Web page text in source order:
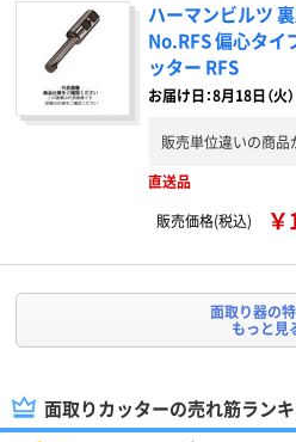
ハーマンビルツ
No.RFS 偏心タイ
ッター RFS
お届け日：8月18日（火
販売単位違いの商品
直送品
販売価格(税込)
面取り器の
もっと見
面取りカッターの売れ筋ラン